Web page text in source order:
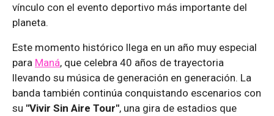
vínculo con el evento deportivo más importante del
planeta.
Este momento histórico llega en un año muy especial
para Maná, que celebra 40 años de trayectoria
llevando su música de generación en generación. La
banda también continúa conquistando escenarios con
su "Vivir Sin Aire Tour", una gira de estadios que